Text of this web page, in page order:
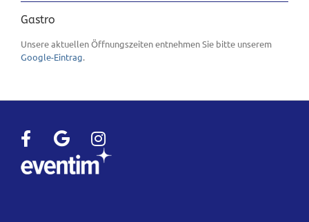
Gastro
Unsere aktuellen Öffnungszeiten entnehmen Sie bitte unserem
Google-Eintrag.